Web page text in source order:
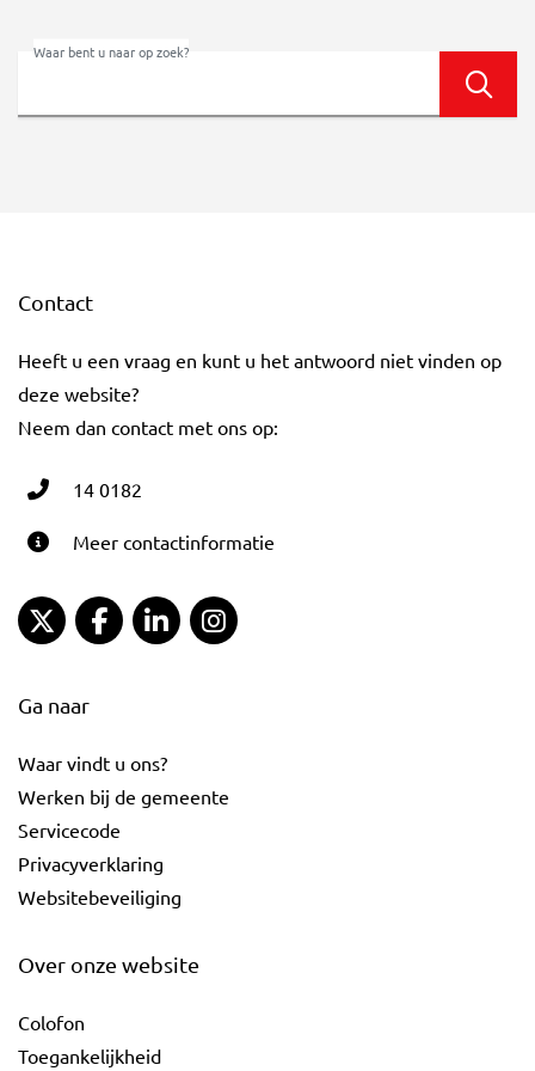
Waar bent u naar op zoek?
Contact
Heeft u een vraag en kunt u het antwoord niet vinden op
deze website?
Neem dan contact met ons op:
14 0182
Meer contactinformatie
Gemeente Gouda Twitter
Gemeente Gouda Facebook
Gemeente Gouda LinkedIn
Ga naar
Waar vindt u ons?
Werken bij de gemeente
Servicecode
Privacyverklaring
Websitebeveiliging
Over onze website
Colofon
Toegankelijkheid